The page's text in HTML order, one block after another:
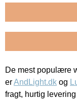
De mest populære
erAndLight.dk og
fragt, hurtig